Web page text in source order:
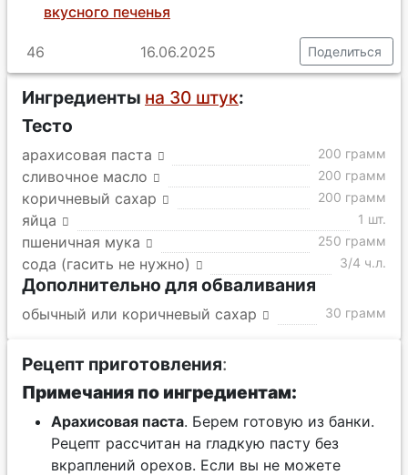
вкусного печенья
46 16.06.2025 Поделиться
Ингредиенты на 30 штук:
Тесто
арахисовая паста 200 грамм
сливочное масло 200 грамм
коричневый сахар 200 грамм
яйца 1 шт.
пшеничная мука 250 грамм
сода (гасить не нужно) 3/4 ч.л.
Дополнительно для обваливания
обычный или коричневый сахар 30 грамм
Рецепт приготовления:
Примечания по ингредиентам:
Арахисовая паста. Берем готовую из банки.
Рецепт рассчитан на гладкую пасту без
вкраплений орехов. Если вы не можете